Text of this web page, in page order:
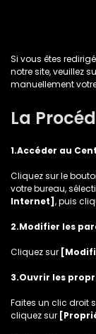
Si vous êtes
notre site, veuillez
manuellement
La
1.Accéder au
Cliquez sur le
votre bureau,
Internet] , puis
2.Modifier les
Cliquez sur
3.Ouvrir les
Faites un clic droit
cliquez sur